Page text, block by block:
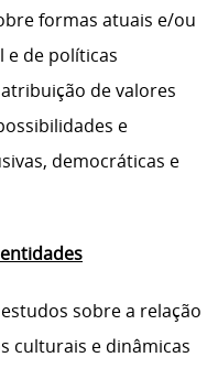
formas atuais e/ou
e de políticas
de valores
e
democráticas e
sobre a relação
culturais e dinâmicas